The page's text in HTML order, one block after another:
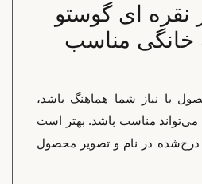
نقره ای گوستو
خانگی مناسب
با نیاز شما هماهنگ باشد،
مناسب باشد. بهتر است
در نام و تصویر محصول